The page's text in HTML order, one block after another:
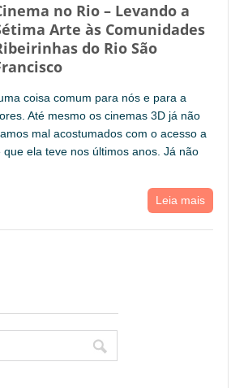
no Rio – Levando a
Arte às Comunidades
do Rio São
coisa comum para nós e para a
Até mesmo os cinemas 3D já não
mal acostumados com o acesso a
ela teve nos últimos anos. Já não
Leia mais